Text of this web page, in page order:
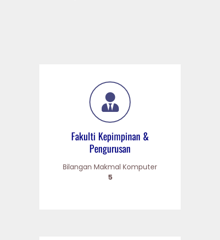
Fakulti Kepimpinan &
Pengurusan
Bilangan Makmal Komputer
5